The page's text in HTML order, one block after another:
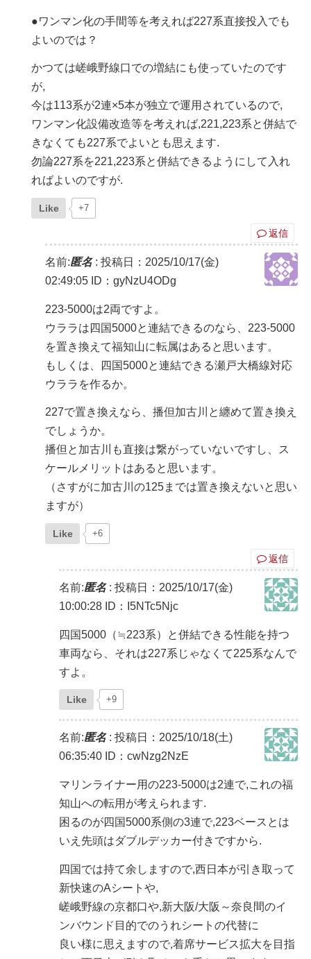
●ワンマン化の手間等を考えれば227系直接投入でも
よいのでは？
かつては嵯峨野線口での増結にも使っていたのです
が,
今は113系が2連×5本が独立で運用されているので,
ワンマン化設備改造等を考えれば,221,223系と併結で
きなくても227系でよいとも思えます.
勿論227系を221,223系と併結できるようにして入れ
ればよいのですが.
Like +7
返信
名前:匿名: 投稿日：2025/10/17(金)
02:49:05 ID：gyNzU4ODg
223-5000は2両ですよ。
ウララは四国5000と連結できるのなら、223-5000
を置き換えて福知山に転属はあると思います。
もしくは、四国5000と連結できる瀬戸大橋線対応
ウララを作るか。
227で置き換えなら、播但加古川と纏めて置き換え
でしょうか。
播但と加古川も直接は繋がっていないですし、ス
ケールメリットはあると思います。
（さすがに加古川の125までは置き換えないと思い
ますが）
Like +6
返信
名前:匿名: 投稿日：2025/10/17(金)
10:00:28 ID：I5NTc5Njc
四国5000（≒223系）と併結できる性能を持つ
車両なら、それは227系じゃなくて225系なんで
すよ。
Like +9
名前:匿名: 投稿日：2025/10/18(土)
06:35:40 ID：cwNzg2NzE
マリンライナー用の223-5000は2連で,これの福
知山への転用が考えられます.
困るのが四国5000系側の3連で,223ベースとは
いえ先頭はダブルデッカー付きですから.
四国では持て余しますので,西日本が引き取って
新快速のAシートや,
嵯峨野線の京都口や,新大阪/大阪～奈良間のイ
ンバウンド目的でのうれシートの代替に
良い様に思えますので,着席サービス拡大を目指